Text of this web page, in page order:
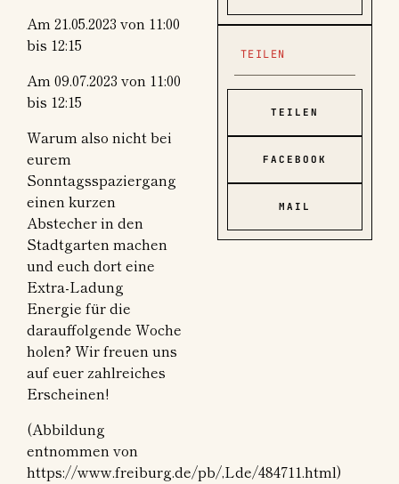
Am 21.05.2023 von 11:00
bis 12:15
Am 09.07.2023 von 11:00
bis 12:15
Warum also nicht bei
eurem
Sonntagsspaziergang
einen kurzen
Abstecher in den
Stadtgarten machen
und euch dort eine
Extra-Ladung
Energie für die
darauffolgende Woche
holen? Wir freuen uns
auf euer zahlreiches
Erscheinen!
(Abbildung
entnommen von
https://www.freiburg.de/pb/,Lde/484711.html)
TEILEN
TEILEN
FACEBOOK
MAIL